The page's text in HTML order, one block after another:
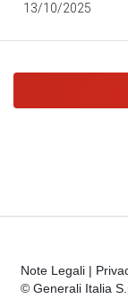
13/10/2025
Note Legali |
© Generali Italia